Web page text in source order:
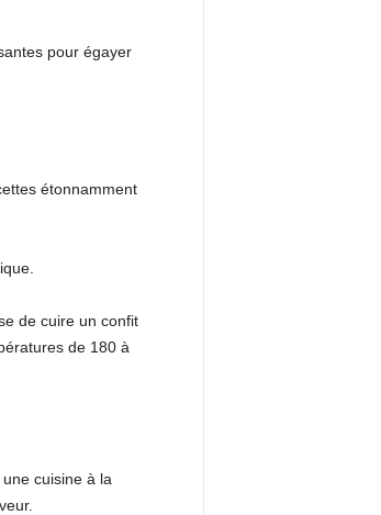
pour égayer
étonnamment
de cuire un confit
de 180 à
cuisine à la